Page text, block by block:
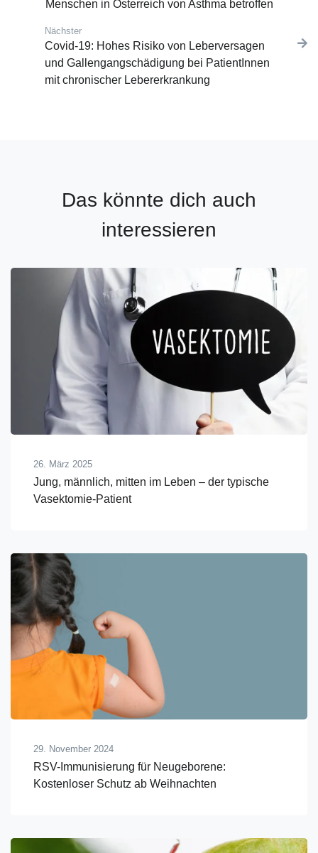
Menschen in Österreich von Asthma betroffen
Nächster
Nächster Beitrag:
Covid-19: Hohes Risiko von Leberversagen
und Gallengangschädigung bei PatientInnen
mit chronischer Lebererkrankung
Das könnte dich auch
interessieren
26. März 2025
Jung, männlich, mitten im Leben – der typische
Vasektomie-Patient
29. November 2024
RSV-Immunisierung für Neugeborene:
Kostenloser Schutz ab Weihnachten